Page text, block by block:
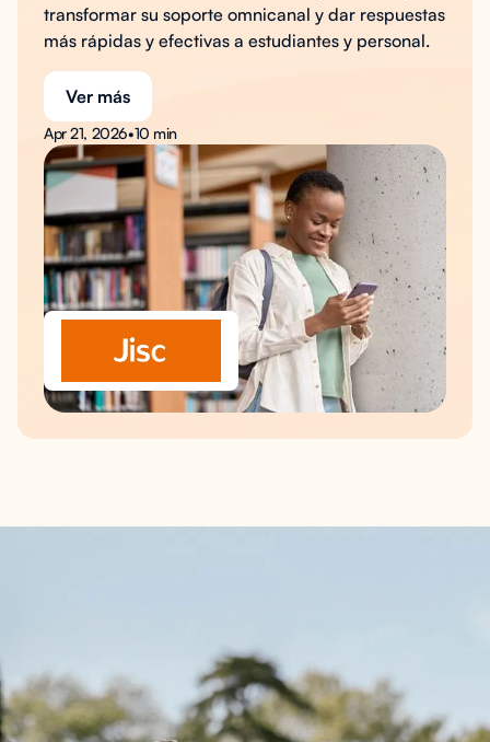
transformar su soporte omnicanal y dar respuestas
más rápidas y efectivas a estudiantes y personal.
Ver más
Apr 21, 2026•10 min